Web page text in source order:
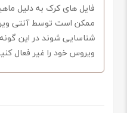
فایل های کرک به دلیل
ممکن است توسط آنتی
شناسایی شوند در این
ویروس خود را غیر فعال